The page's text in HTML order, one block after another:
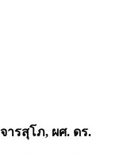
รสุโภ, ผศ. ดร.